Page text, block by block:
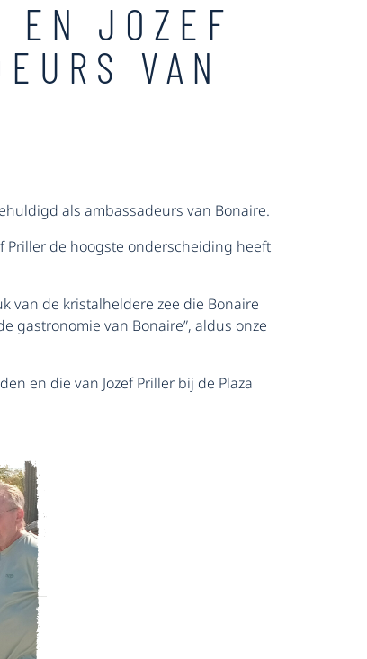
EN JOZEF
VAN
als ambassadeurs van Bonaire.
Priller de hoogste onderscheiding heeft
van de kristalheldere zee die Bonaire
gastronomie van Bonaire”, aldus onze
en die van Jozef Priller bij de Plaza